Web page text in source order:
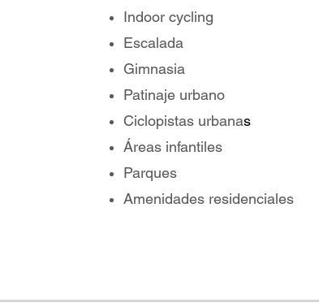
Indoor cycling
Escalada
Gimnasia
Patinaje urbano
Ciclopistas urbanas
Áreas infantiles
Parques
Amenidades residenciales